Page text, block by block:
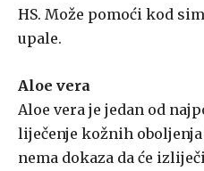
HS. Može pomoći kod
upale.
Aloe vera
Aloe vera je jedan od
liječenje kožnih
nema dokaza da će